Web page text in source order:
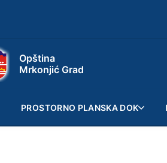
Opština
Mrkonjić Grad
PROSTORNO PLANSKA DOK